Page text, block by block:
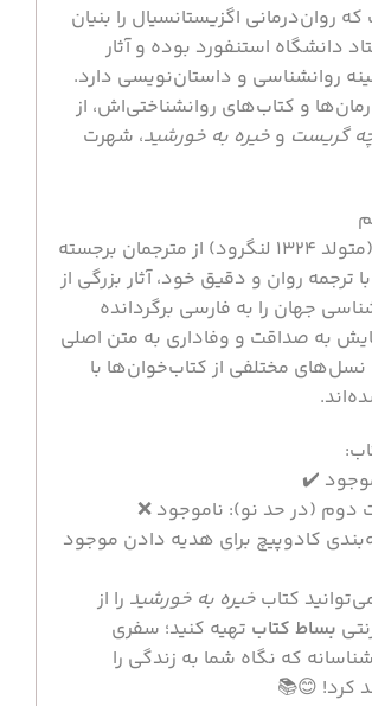
روان‌درمانی اگزیستانسیال را بنیان
دانشگاه استنفورد بوده و آثار
روانشناسی و داستان‌نویسی دارد.
و کتاب‌های روانشناختی‌اش، از
گریست و خیره به خورشید، شهرت
مهدی غبرایی (متولد 1324 لنگرود) از مترجمان برجسته
ترجمه روان و دقیق خود، آثار بزرگی از
جهان را به فارسی برگردانده
به صداقت و وفاداری به متن اصلی
مختلفی از کتاب‌خوان‌ها با
(در حد نو): ناموجود ❌
کادوپیچ برای هدیه دادن موجود
کتاب خیره به خورشید را از
بساط کتاب تهیه کنید؛ سفری
که نگاه شما به زندگی را
کرد! 😊📚